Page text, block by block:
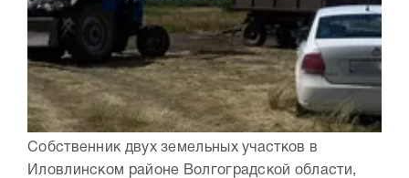
Собственник двух земельных участков в
Иловлинском районе Волгоградской области,